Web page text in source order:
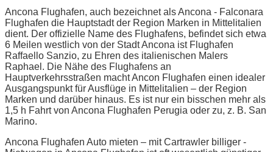
Ancona Flughafen, auch bezeichnet als Ancona - Falconara
Flughafen die Hauptstadt der Region Marken in Mittelitalien
dient. Der offizielle Name des Flughafens, befindet sich etwa
6 Meilen westlich von der Stadt Ancona ist Flughafen
Raffaello Sanzio, zu Ehren des italienischen Malers
Raphael. Die Nähe des Flughafens an
Hauptverkehrsstraßen macht Ancon Flughafen einen idealer
Ausgangspunkt für Ausflüge in Mittelitalien – der Region
Marken und darüber hinaus. Es ist nur ein bisschen mehr als
1,5 h Fahrt von Ancona Flughafen Perugia oder zu, z. B. San
Marino.
Ancona Flughafen Auto mieten – mit Cartrawler billiger -